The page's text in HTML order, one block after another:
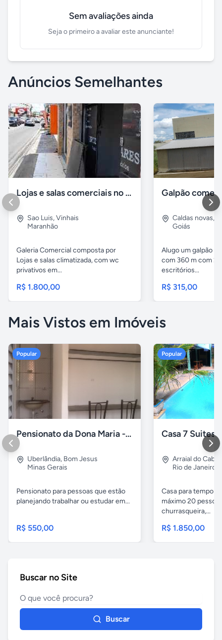
Sem avaliações ainda
Seja o primeiro a avaliar este anunciante!
Anúncios Semelhantes
Lojas e salas comerciais no vinhais
Sao Luis,Vinhais
Maranhão
Galeria Comercial composta por
Lojas e salas climatizada, com wc
privativos em...
R$ 1.800,00
Galpão
Caldas novas,
Goiás
Alugo um galpão
com 360 m com 2
escritórios...
R$ 315,00
Mais Vistos em Imóveis
Popular
Pensionato da Dona Maria - Uberlândia/MG
Uberlândia, Bom Jesus
Minas Gerais
Pensionato para pessoas que estão
planejando trabalhar ou estudar em...
R$ 550,00
Popular
Arraial do Cabo
Rio de Janeiro
Casa para
máximo 20
churrasqueira,...
R$ 1.850,00
Buscar no Site
Buscar